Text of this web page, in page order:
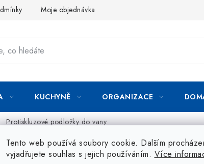
Tento web používá soubory cookie. Dalším
vyjadřujete souhlas s jejich používáním. Více
Moje objednávka
KUCHYNĚ ORGANIZACE
Protiskluzové podložky do vany